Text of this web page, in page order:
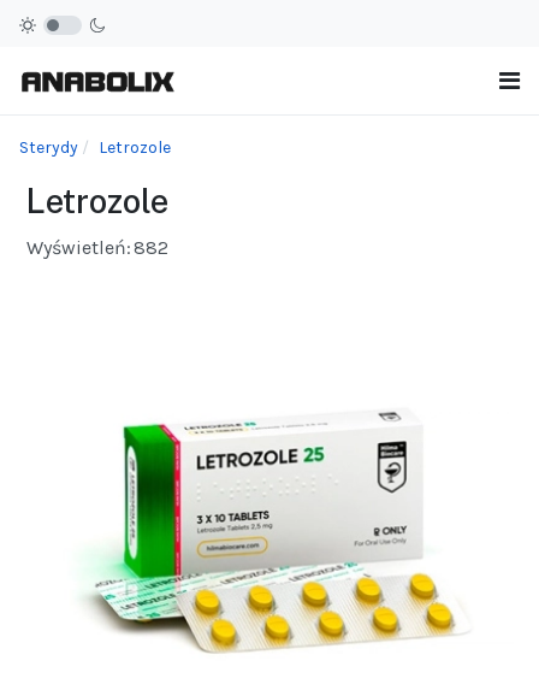
Sterydy Letrozole
Letrozole
Wyświetleń:882